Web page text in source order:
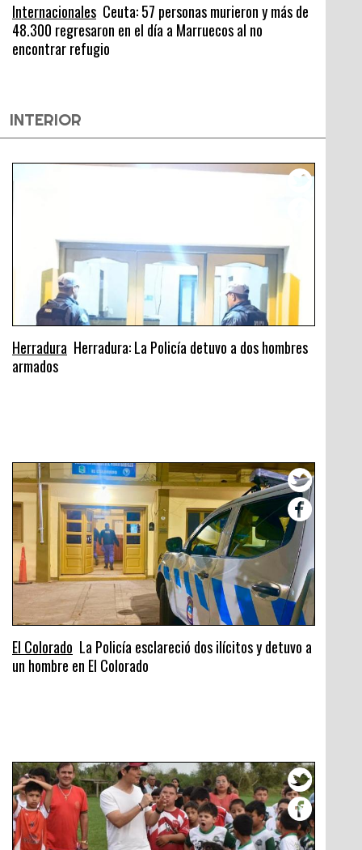
Internacionales Ceuta: 57 personas murieron y más de
48.300 regresaron en el día a Marruecos al no
encontrar refugio
INTERIOR
Herradura Herradura: La Policía detuvo a dos hombres
armados
El Colorado La Policía esclareció dos ilícitos y detuvo a
un hombre en El Colorado